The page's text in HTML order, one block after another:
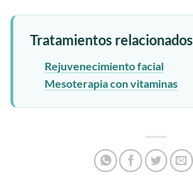
Tratamientos relacionados
Rejuvenecimiento facial
Mesoterapia con vitaminas